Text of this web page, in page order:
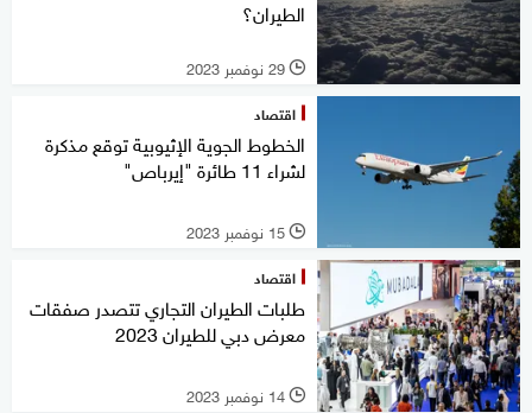
الطيران؟
l 29 نوفمبر 2023
اقتصاد
الخطوط الجوية الإثيوبية توقع مذكرة
لشراء 11 طائرة "إيرباص"
l 15 نوفمبر 2023
اقتصاد
طلبات الطيران التجاري تتصدر صفقات
معرض دبي للطيران 2023
l 14 نوفمبر 2023